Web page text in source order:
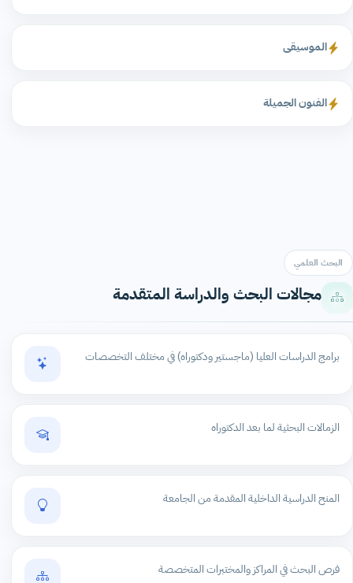
الموسيقى
الفنون الجميلة
البحث العلمي
مجالات البحث والدراسة المتقدمة
برامج الدراسات العليا (ماجستير ودكتوراه) في مختلف التخصصات
الزمالات البحثية لما بعد الدكتوراه
المنح الدراسية الداخلية المقدمة من الجامعة
فرص البحث في المراكز والمختبرات المتخصصة